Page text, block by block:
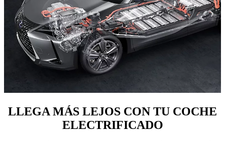
LLEGA MÁS LEJOS CON TU COCHE
ELECTRIFICADO